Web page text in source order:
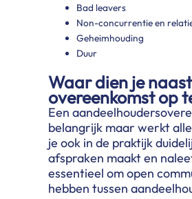
Bad leavers
Non-concurrentie en
Geheimhouding
Duur
Waar dien je
overeenkomst op
Een
belangrijk maar werkt
je ook in de praktijk
afspraken maakt en
essentieel om open
hebben tussen